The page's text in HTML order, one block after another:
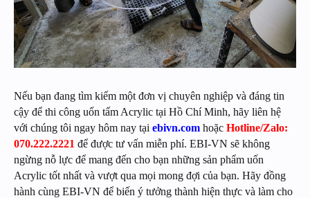
Nếu bạn đang tìm kiếm một đơn vị chuyên nghiệp và đáng tin
cậy để thi công uốn tấm Acrylic tại Hồ Chí Minh, hãy liên hệ
với chúng tôi ngay hôm nay tại ebivn.com hoặc Hotline/Zalo:
070.222.2221 để được tư vấn miễn phí. EBI-VN sẽ không
ngừng nỗ lực để mang đến cho bạn những sản phẩm uốn
Acrylic tốt nhất và vượt qua mọi mong đợi của bạn. Hãy đồng
hành cùng EBI-VN để biến ý tưởng thành hiện thực và làm cho